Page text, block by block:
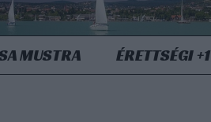
MUSTRA ÉRETTSÉGI +1